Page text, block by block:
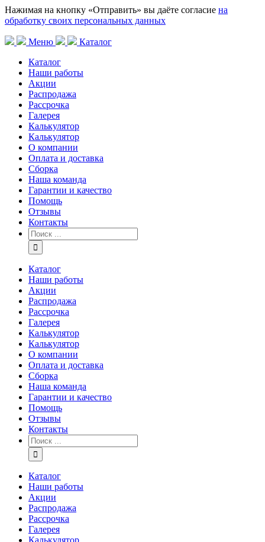
Нажимая на кнопку «Отправить» вы даёте согласие на
обработку своих персональных данных
Меню
Каталог
Каталог
Наши работы
Акции
Распродажа
Рассрочка
Галерея
Калькулятор
Калькулятор
О компании
Оплата и доставка
Сборка
Наша команда
Гарантии и качество
Помощь
Отзывы
Контакты
Каталог
Наши работы
Акции
Распродажа
Рассрочка
Галерея
Калькулятор
Калькулятор
О компании
Оплата и доставка
Сборка
Наша команда
Гарантии и качество
Помощь
Отзывы
Контакты
Каталог
Наши работы
Акции
Распродажа
Рассрочка
Галерея
Калькулятор